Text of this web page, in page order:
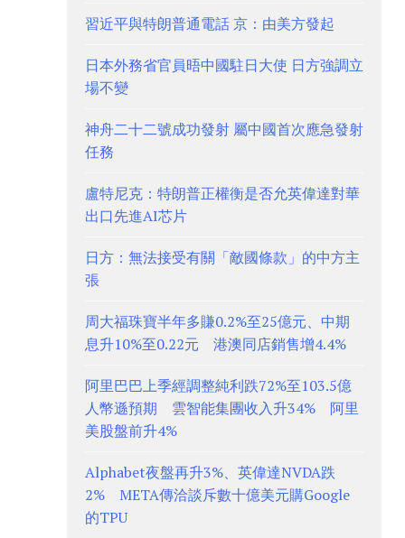
習近平與特朗普通電話 京：由美方發起
日本外務省官員晤中國駐日大使 日方強調立
場不變
神舟二十二號成功發射 屬中國首次應急發射
任務
盧特尼克：特朗普正權衡是否允英偉達對華
出口先進AI芯片
日方：無法接受有關「敵國條款」的中方主
張
周大福珠寶半年多賺0.2%至25億元、中期
息升10%至0.22元 港澳同店銷售增4.4%
阿里巴巴上季經調整純利跌72%至103.5億
人幣遜預期 雲智能集團收入升34% 阿里
美股盤前升4%
Alphabet夜盤再升3%、英偉達NVDA跌
2% META傳洽談斥數十億美元購Google
的TPU